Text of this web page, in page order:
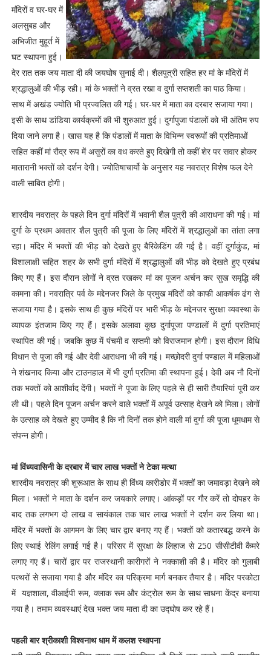
मंदिरों व घर-घर में
अलसुबह और
अभिजीत मुहूर्त में
घट स्थापना हुई।
देर रात तक जय माता दी की जयघोष सुनाई दी। शैलपुत्री सहित हर मां के मंदिरों में
श्रद्धालुओं की भीड़ रही। मां के भक्तों ने व्रत रखा व दुर्गा सप्तशती का पाठ किया।
साथ में अखंड ज्योति भी प्रज्वलित की गई। घर-घर में माता का दरबार सजाया गया।
इसी के साथ डांडिया कार्यक्रमों की भी शुरुआत हुई। दुर्गापुजा पंडालों को भी अंतिम रुप
दिया जाने लगा है। खास यह है कि पंडालों में माता के विभिन्न स्वरूपों की प्रतिमाओं
सहित कहीं मां रौद्र रूप में असुरों का वध करते हुए दिखेगी तो कहीं शेर पर सवार होकर
मातारानी भक्तों को दर्शन देगी। ज्योतिषाचार्यो के अनुसार यह नवरात्र विशेष फल देने
वाली साबित होगी।
शारदीय नवरात्र के पहले दिन दुर्गा मंदिरों में भवानी शैल पुत्री की आराधना की गई। मां
दुर्गा के प्रथम अवतार शैल पुत्री की पूजा के लिए मंदिरों में श्रद्धालुओं का तांता लगा
रहा। मंदिर में भक्तों की भीड़ को देखते हुए बैरिकेडिंग की गई है। वहीं दुर्गाकुंड, मां
विशालाक्षी सहित शहर के सभी दुर्गा मंदिरों में श्रद्धालुओं की भीड़ को देखते हुए प्रबंध
किए गए हैं। इस दौरान लोगों ने व्रत रखकर मां का पूजन अर्चन कर सुख समृद्धि की
कामना की। नवरात्रि पर्व के मद्देनजर जिले के प्रमुख मंदिरों को काफी आकर्षक ढंग से
सजाया गया है। इसके साथ ही कुछ मंदिरों पर भारी भीड़ के मद्देनजर सुरक्षा व्यवस्था के
व्यापक इंतजाम किए गए हैं। इसके अलावा कुछ दुर्गापूजा पण्डालों में दुर्गा प्रतिमाएं
स्थापित की गई। जबकि कुछ में पंचमी व सप्तमी को विराजमान होगी। इस दौरान विधि
विधान से पूजा की गई और देवी आराधना भी की गई। मच्छोदरी दुर्गा पण्डाल में महिलाओं
ने शंखनाद किया और टाउनहाल में भी दुर्गा प्रतिमा की स्थापना हुई। देवी अब नौ दिनों
तक भक्तों को आशीर्वाद देंगी। भक्तों ने पूजा के लिए पहले से ही सारी तैयारियां पूरी कर
ली थी। पहले दिन पूजन अर्चन करने वाले भक्तों में अपूर्व उत्साह देखने को मिला। लोगों
के उत्साह को देखते हुए उम्मीद है कि नौ दिनों तक होने वाली मां दुर्गा की पूजा धूमधाम से
संपन्न होगी।
मां विंध्यवासिनी के दरबार में चार लाख भक्तों ने टेका मत्था
शारदीय नवरात्र की शुरूआत के साथ ही विंध्य कारीडोर में भक्तों का जमावड़ा देखने को
मिला। भक्तों ने माता के दर्शन कर जयकारे लगाए। आंकड़ों पर गौर करें तो दोपहर के
बाद तक लगभग दो लाख व सायंकाल तक चार लाख भक्तों ने दर्शन कर लिया था।
मंदिर में भक्तों के आगमन के लिए चार द्वार बनाए गए हैं। भक्तों को कतारबद्ध करने के
लिए स्थाई रेलिंग लगाई गई है। परिसर में सुरक्षा के लिहाज से 250 सीसीटीवी कैमरे
लगाए गए हैं। चारों द्वार पर राजस्थानी कारीगरों ने नक्काशी की है। मंदिर को गुलाबी
पत्थरों से सजाया गया है और मंदिर का परिक्रमा मार्ग बनकर तैयार है। मंदिर परकोटा
में यज्ञशाला, वीआईपी रूम, क्लाक रूम और कंट्रोल रूम के साथ साधना केंद्र बनाया
गया है। तमाम व्यवस्थाएं देख भक्त जय माता दी का उद्घोष कर रहे हैं।
पहली बार श्रीकाशी विश्वनाथ धाम में कलश स्थापना